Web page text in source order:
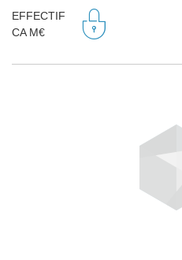
EFFECTIF
CA M€